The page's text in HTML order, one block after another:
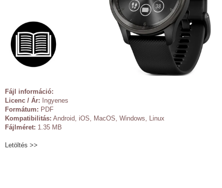
Fájl információ:
Licenc / Ár: Ingyenes
Formátum: PDF
Kompatibilitás: Android, iOS, MacOS, Windows, Linux
Fájlméret: 1.35 MB
Letöltés >>